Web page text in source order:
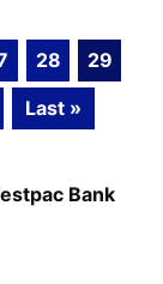
28
29
Last »
Bank